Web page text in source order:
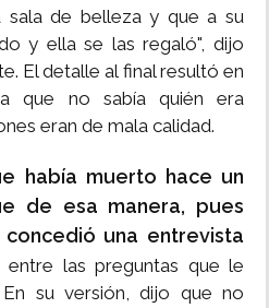
sala de belleza y que a su
y ella se las regaló", dijo
El detalle al final resultó en
que no sabía quién era
eran de mala calidad.
había muerto hace un
de esa manera, pues
una entrevista
entre las preguntas que le
su versión, dijo que no